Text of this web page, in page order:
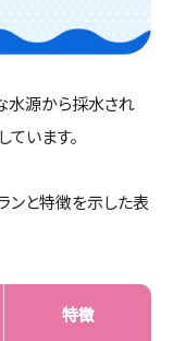
水源から採水され
います。
ンと特徴を示した表
特徴